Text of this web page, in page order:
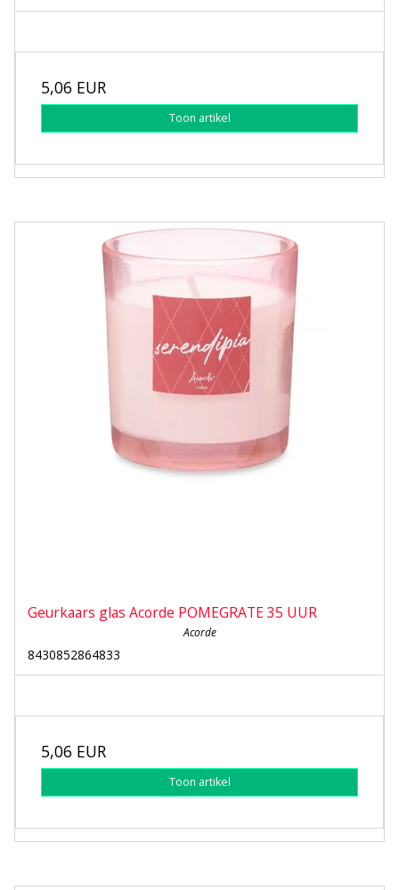
5,06 EUR
Toon artikel
Geurkaars glas Acorde POMEGRATE 35 UUR
Acorde
8430852864833
5,06 EUR
Toon artikel